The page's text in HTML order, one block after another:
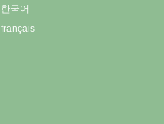
한국어
français